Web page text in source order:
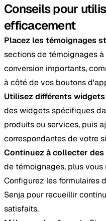
Conseils pour
efficacement
Placez les témoignages
sections de témoignages
conversion importants,
à côté de vos boutons
Utilisez différents
des widgets spécifiques
produits ou services, puis
correspondantes de votre
Continuez à collecter
de témoignages, plus vous
Configurez les formulaires
Senja pour recueillir
satisfaits.